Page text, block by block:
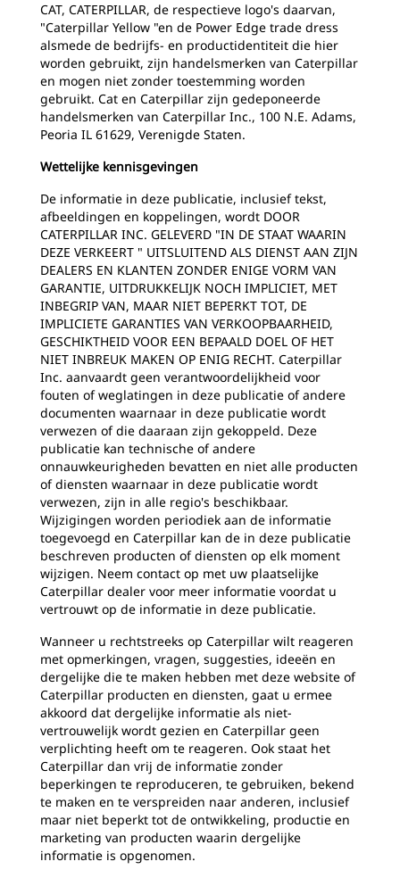
CAT, CATERPILLAR, de respectieve logo's daarvan,
"Caterpillar Yellow "en de Power Edge trade dress
alsmede de bedrijfs- en productidentiteit die hier
worden gebruikt, zijn handelsmerken van Caterpillar
en mogen niet zonder toestemming worden
gebruikt. Cat en Caterpillar zijn gedeponeerde
handelsmerken van Caterpillar Inc., 100 N.E. Adams,
Peoria IL 61629, Verenigde Staten.
Wettelijke kennisgevingen
De informatie in deze publicatie, inclusief tekst,
afbeeldingen en koppelingen, wordt DOOR
CATERPILLAR INC. GELEVERD "IN DE STAAT WAARIN
DEZE VERKEERT " UITSLUITEND ALS DIENST AAN ZIJN
DEALERS EN KLANTEN ZONDER ENIGE VORM VAN
GARANTIE, UITDRUKKELIJK NOCH IMPLICIET, MET
INBEGRIP VAN, MAAR NIET BEPERKT TOT, DE
IMPLICIETE GARANTIES VAN VERKOOPBAARHEID,
GESCHIKTHEID VOOR EEN BEPAALD DOEL OF HET
NIET INBREUK MAKEN OP ENIG RECHT. Caterpillar
Inc. aanvaardt geen verantwoordelijkheid voor
fouten of weglatingen in deze publicatie of andere
documenten waarnaar in deze publicatie wordt
verwezen of die daaraan zijn gekoppeld. Deze
publicatie kan technische of andere
onnauwkeurigheden bevatten en niet alle producten
of diensten waarnaar in deze publicatie wordt
verwezen, zijn in alle regio's beschikbaar.
Wijzigingen worden periodiek aan de informatie
toegevoegd en Caterpillar kan de in deze publicatie
beschreven producten of diensten op elk moment
wijzigen. Neem contact op met uw plaatselijke
Caterpillar dealer voor meer informatie voordat u
vertrouwt op de informatie in deze publicatie.
Wanneer u rechtstreeks op Caterpillar wilt reageren
met opmerkingen, vragen, suggesties, ideeën en
dergelijke die te maken hebben met deze website of
Caterpillar producten en diensten, gaat u ermee
akkoord dat dergelijke informatie als niet-
vertrouwelijk wordt gezien en Caterpillar geen
verplichting heeft om te reageren. Ook staat het
Caterpillar dan vrij de informatie zonder
beperkingen te reproduceren, te gebruiken, bekend
te maken en te verspreiden naar anderen, inclusief
maar niet beperkt tot de ontwikkeling, productie en
marketing van producten waarin dergelijke
informatie is opgenomen.